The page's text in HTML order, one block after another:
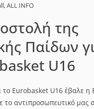
,ALL INFO
της
Παίδων
U16
Eurobasket U16 έβαλε η
το αντιπροσωπευτικό μας